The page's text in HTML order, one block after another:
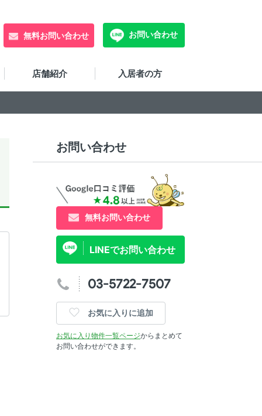
無料お問い合わせ お問い合わせ
店舗紹介 入居者の方
お問い合わせ
無料お問い合わせ
LINEでお問い合わせ
03-5722-7507
お気に入りに追加
お気に入り物件一覧ページからまとめて
お問い合わせができます。